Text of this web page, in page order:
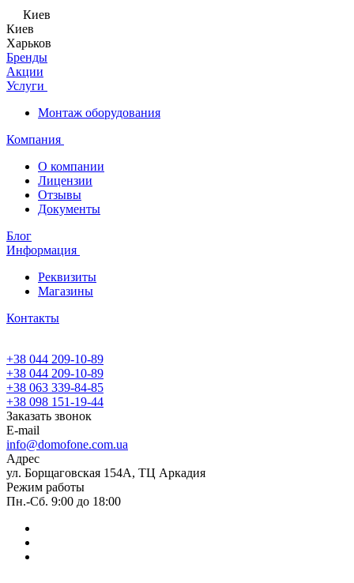
Киев
Киев
Харьков
Бренды
Акции
Услуги
Монтаж оборудования
Компания
О компании
Лицензии
Отзывы
Документы
Блог
Информация
Реквизиты
Магазины
Контакты
+38 044 209-10-89
+38 044 209-10-89
+38 063 339-84-85
+38 098 151-19-44
Заказать звонок
E-mail
info@domofone.com.ua
Адрес
ул. Борщаговская 154А, ТЦ Аркадия
Режим работы
Пн.-Сб. 9:00 до 18:00